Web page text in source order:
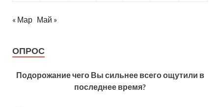
« Мар Май »
ОПРОС
Подорожание чего Вы сильнее всего ощутили в
последнее время?